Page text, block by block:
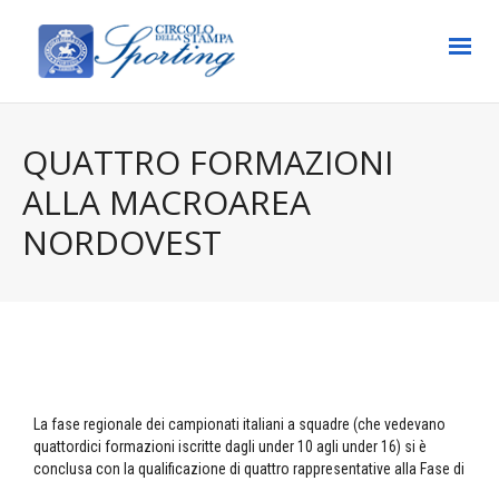
QUATTRO FORMAZIONI
ALLA MACROAREA
NORDOVEST
La fase regionale dei campionati italiani a squadre (che vedevano
quattordici formazioni iscritte dagli under 10 agli under 16) si è
conclusa con la qualificazione di quattro rappresentative alla Fase di